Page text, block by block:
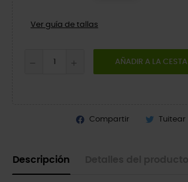
Ver guía de tallas
AÑADIR A LA CESTA
Compartir Tuitear
Descripción